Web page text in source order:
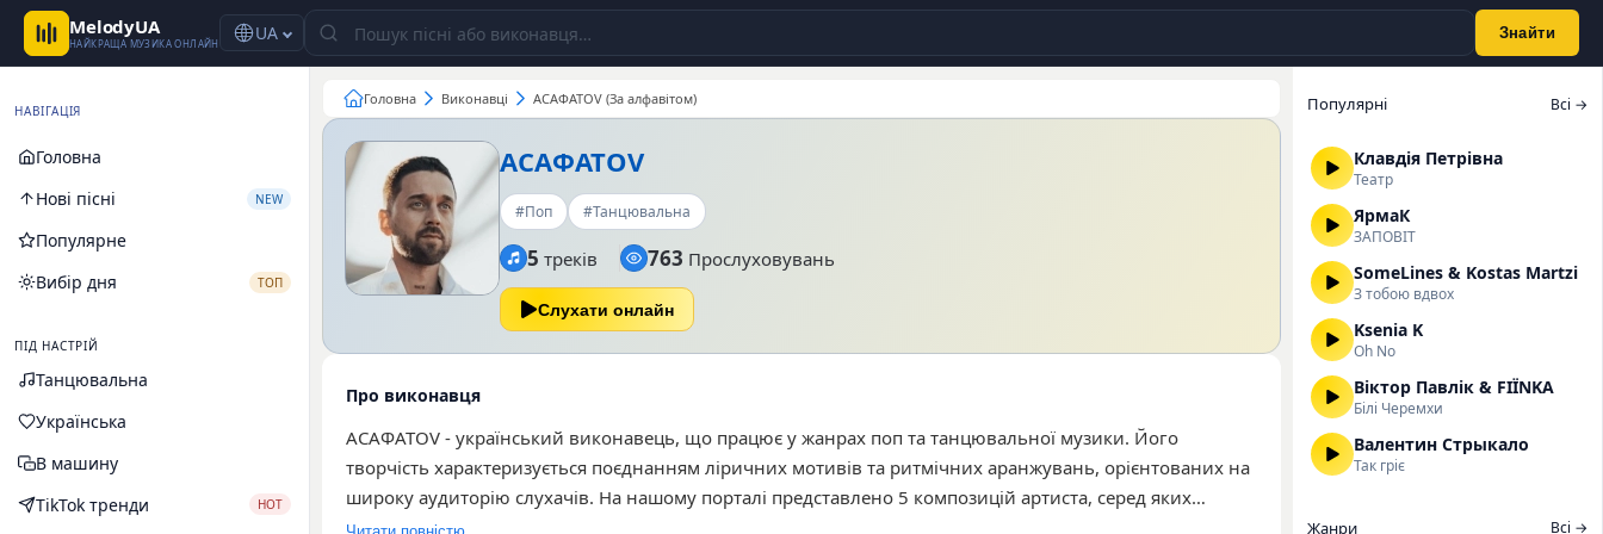
MelodyUA
НАЙКРАЩА МУЗИКА ОНЛАЙН UA Знайти
НАВІГАЦІЯ
Головна
Нові пісні
NEW
Популярне
Вибір дня
ТОП
ПІД НАСТРІЙ
Танцювальна
Українська
В машину
TikTok тренди
HOT
Головна Виконавці АСАФАТОV (За алфавітом)
АСАФАТОV
#Поп #Танцювальна
5 треків 763 Прослуховувань
Слухати онлайн
Про виконавця
АСАФАТОV - український виконавець, що працює у жанрах поп та танцювальної музики. Його
творчість характеризується поєднанням ліричних мотивів та ритмічних аранжувань, орієнтованих на
широку аудиторію слухачів. На нашому порталі представлено 5 композицій артиста, серед яких
найбільшою популярністю користуються треки «Туман», «Розкидані речі» та «Світло». Загальна
Популярні Всі →
Клавдія Петрівна
Театр
ЯрмаК
ЗАПОВІТ
SomeLines & Kostas Martzi
З тобою вдвох
Ksenia K
Oh No
Віктор Павлік & FIЇNKA
Білі Черемхи
Валентин Стрыкало
Так гріє
Жанри Всі →